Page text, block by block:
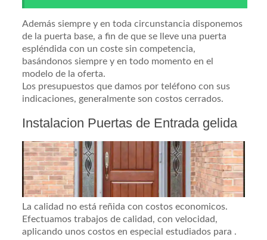
Además siempre y en toda circunstancia disponemos
de la puerta base, a fin de que se lleve una puerta
espléndida con un coste sin competencia,
basándonos siempre y en todo momento en el
modelo de la oferta.
Los presupuestos que damos por teléfono con sus
indicaciones, generalmente son costos cerrados.
Instalacion Puertas de Entrada gelida
La calidad no está reñida con costos economicos.
Efectuamos trabajos de calidad, con velocidad,
aplicando unos costos en especial estudiados para .